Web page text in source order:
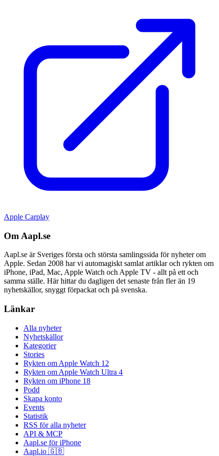
Apple Carplay
Om Aapl.se
Aapl.se är Sveriges första och största samlingssida för nyheter om
Apple. Sedan 2008 har vi automagiskt samlat artiklar och rykten om
iPhone, iPad, Mac, Apple Watch och Apple TV - allt på ett och
samma ställe. Här hittar du dagligen det senaste från fler än 19
nyhetskällor, snyggt förpackat och på svenska.
Länkar
Alla nyheter
Nyhetskällor
Kategorier
Stories
Rykten om Apple Watch 12
Rykten om Apple Watch Ultra 4
Rykten om iPhone 18
Podd
Skapa konto
Events
Statistik
RSS för alla nyheter
API & MCP
Aapl.se för iPhone
Aapl.io 🇬🇧